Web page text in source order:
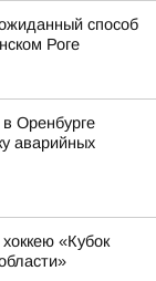
способ
Роге
Оренбурге
аварийных
«Кубок